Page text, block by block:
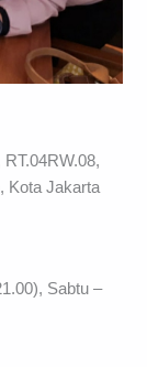
Kota Jakarta
Sabtu –